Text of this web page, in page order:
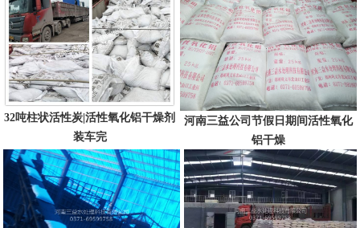
32吨柱状活性炭|活性氧化铝干燥剂
装车完
河南三益公司节假日期间活性氧化
铝干燥